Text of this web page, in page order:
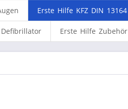
Erste Hilfe KFZ DIN 13164
Defibrillator Erste Hilfe Zubehör